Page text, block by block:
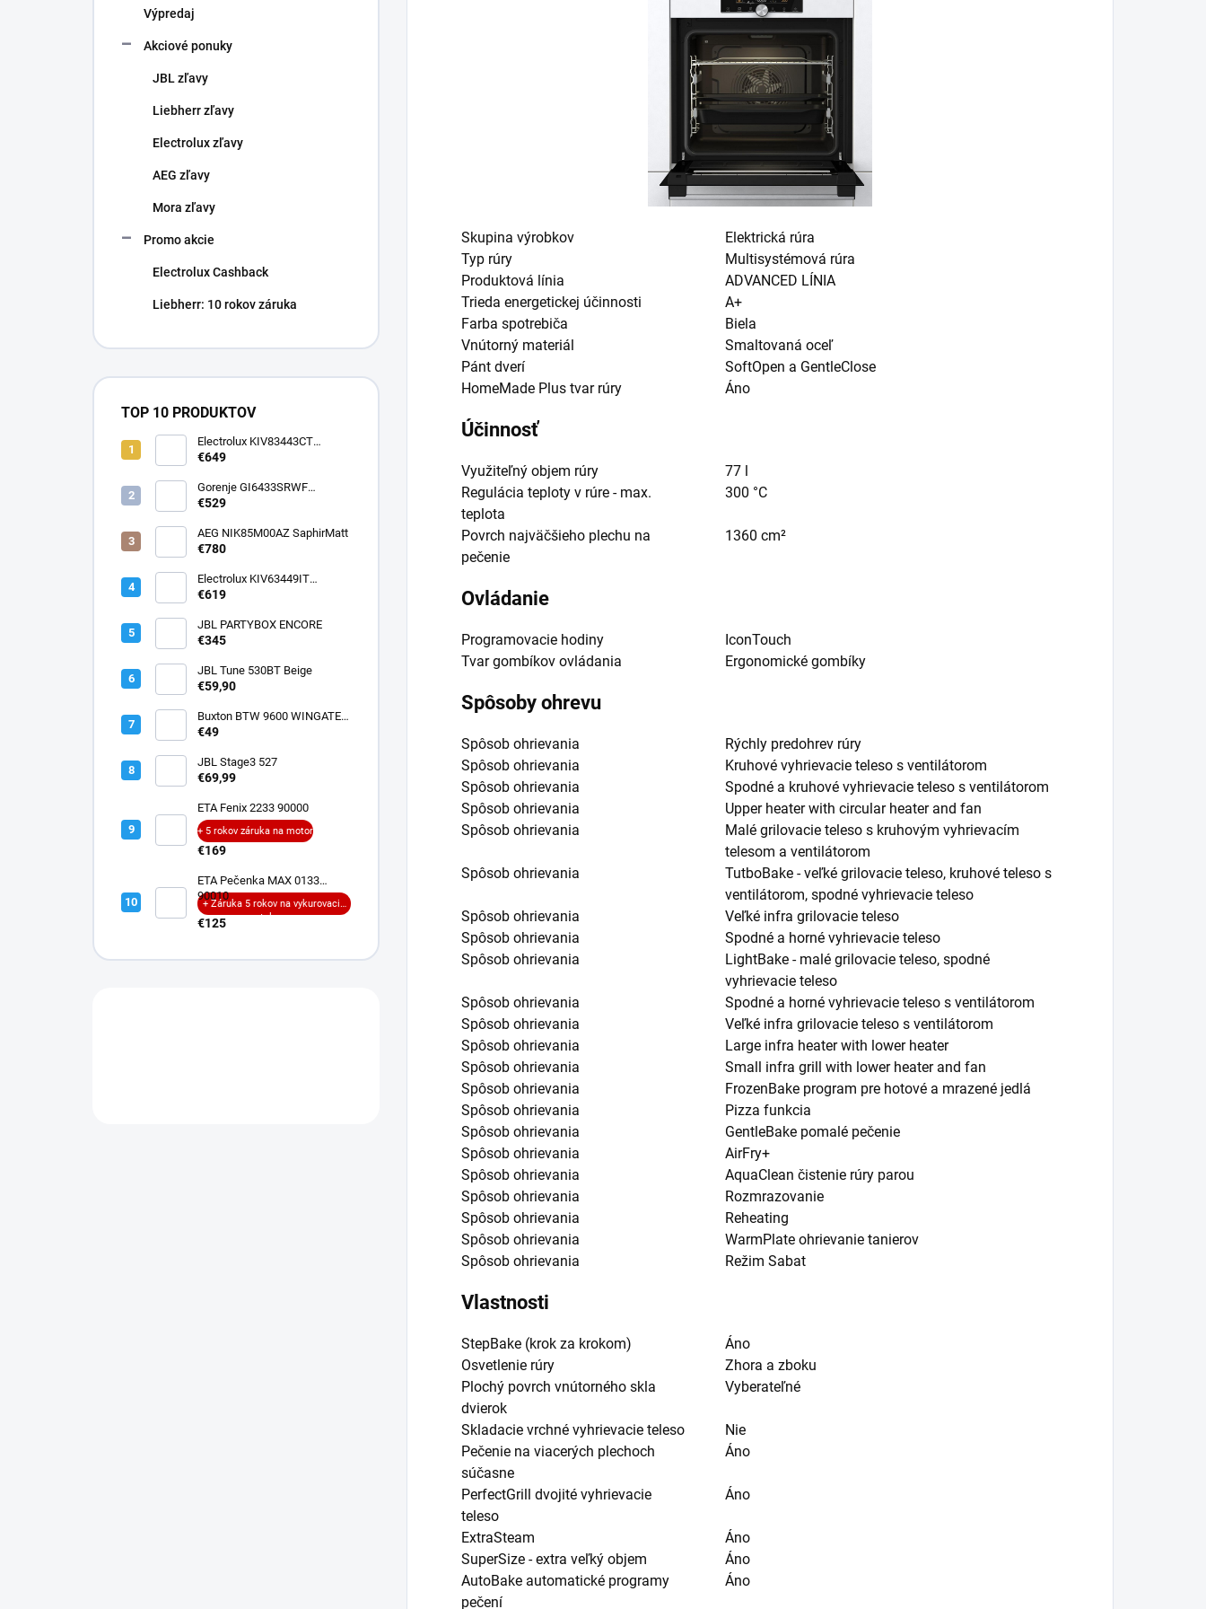
Výpredaj
Akciové ponuky
JBL zľavy
Liebherr zľavy
Electrolux zľavy
AEG zľavy
Mora zľavy
Promo akcie
Electrolux Cashback
Liebherr: 10 rokov záruka
TOP 10 PRODUKTOV
Electrolux KIV83443CT
SaphirMatt
€649
Gorenje GI6433SRWF
InfiniteMatt
€529
AEG NIK85M00AZ SaphirMatt
€780
Electrolux KIV63449IT
SaphirMatt SE
€619
JBL PARTYBOX ENCORE
€345
JBL Tune 530BT Beige
€59,90
Buxton BTW 9600 WINGATE
ANC
€49
JBL Stage3 527
€69,99
ETA Fenix 2233 90000
+ 5 rokov záruka na motor
€169
ETA Pečenka MAX 0133
90010
+ Záruka 5 rokov na vykurovacie
teleso
€125
Skupina výrobkov
Elektrická rúra
Typ rúry
Multisystémová rúra
Produktová línia
ADVANCED LÍNIA
Trieda energetickej účinnosti
A+
Farba spotrebiča
Biela
Vnútorný materiál
Smaltovaná oceľ
Pánt dverí
SoftOpen a GentleClose
HomeMade Plus tvar rúry
Áno
Účinnosť
Využiteľný objem rúry
77 l
Regulácia teploty v rúre - max.
teplota
300 °C
Povrch najväčšieho plechu na
pečenie
1360 cm²
Ovládanie
Programovacie hodiny
IconTouch
Tvar gombíkov ovládania
Ergonomické gombíky
Spôsoby ohrevu
Spôsob ohrievania
Rýchly predohrev rúry
Spôsob ohrievania
Kruhové vyhrievacie teleso s ventilátorom
Spôsob ohrievania
Spodné a kruhové vyhrievacie teleso s ventilátorom
Spôsob ohrievania
Upper heater with circular heater and fan
Spôsob ohrievania
Malé grilovacie teleso s kruhovým vyhrievacím
telesom a ventilátorom
Spôsob ohrievania
TutboBake - veľké grilovacie teleso, kruhové teleso s
ventilátorom, spodné vyhrievacie teleso
Spôsob ohrievania
Veľké infra grilovacie teleso
Spôsob ohrievania
Spodné a horné vyhrievacie teleso
Spôsob ohrievania
LightBake - malé grilovacie teleso, spodné
vyhrievacie teleso
Spôsob ohrievania
Spodné a horné vyhrievacie teleso s ventilátorom
Spôsob ohrievania
Veľké infra grilovacie teleso s ventilátorom
Spôsob ohrievania
Large infra heater with lower heater
Spôsob ohrievania
Small infra grill with lower heater and fan
Spôsob ohrievania
FrozenBake program pre hotové a mrazené jedlá
Spôsob ohrievania
Pizza funkcia
Spôsob ohrievania
GentleBake pomalé pečenie
Spôsob ohrievania
AirFry+
Spôsob ohrievania
AquaClean čistenie rúry parou
Spôsob ohrievania
Rozmrazovanie
Spôsob ohrievania
Reheating
Spôsob ohrievania
WarmPlate ohrievanie tanierov
Spôsob ohrievania
Režim Sabat
Vlastnosti
StepBake (krok za krokom)
Áno
Osvetlenie rúry
Zhora a zboku
Plochý povrch vnútorného skla
dvierok
Vyberateľné
Skladacie vrchné vyhrievacie teleso
Nie
Pečenie na viacerých plechoch
súčasne
Áno
PerfectGrill dvojité vyhrievacie
teleso
Áno
ExtraSteam
Áno
SuperSize - extra veľký objem
Áno
AutoBake automatické programy
pečení
Áno